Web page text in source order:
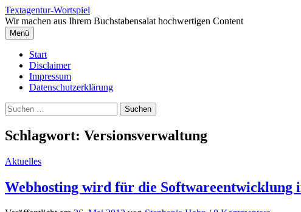
Springe
zum
Inhalt
Textagentur-Wortspiel
Wir machen aus Ihrem Buchstabensalat hochwertigen Content
Menü
Start
Disclaimer
Impressum
Datenschutzerklärung
Suchen
nach:
Schlagwort: Versionsverwaltung
Aktuelles
Webhosting wird für die Softwareentwicklung